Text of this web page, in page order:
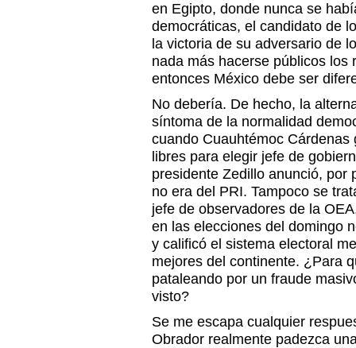
en Egipto, donde nunca se
democráticas, el candidato de
la victoria de su adversario de
nada más hacerse públicos
entonces México debe ser
No debería. De hecho, la
síntoma de la normalidad
cuando Cuauhtémoc
libres para elegir jefe de
presidente Zedillo anunció, por
no era del PRI. Tampoco se
jefe de observadores de la
en las elecciones del domingo
y calificó el sistema electoral
mejores del continente. ¿Para
pataleando por un fraude
visto?
Se me escapa cualquier
Obrador realmente padezca